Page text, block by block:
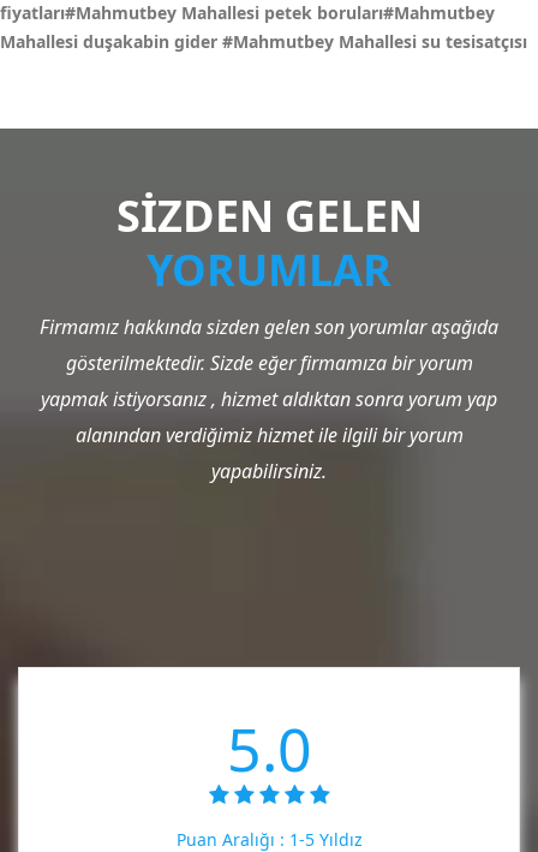
fiyatları#Mahmutbey Mahallesi petek boruları#Mahmutbey
Mahallesi duşakabin gider #Mahmutbey Mahallesi su tesisatçısı
SİZDEN GELEN
YORUMLAR
Firmamız hakkında sizden gelen son yorumlar aşağıda
gösterilmektedir. Sizde eğer firmamıza bir yorum
yapmak istiyorsanız , hizmet aldıktan sonra yorum yap
alanından verdiğimiz hizmet ile ilgili bir yorum
yapabilirsiniz.
5.0
Puan Aralığı : 1-5 Yıldız